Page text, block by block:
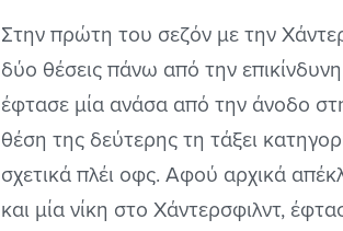
Στην πρώτη του σεζόν με την
δύο θέσεις πάνω από την
έφτασε μία ανάσα από την άνοδο
θέση της δεύτερης τη τάξει
σχετικά πλέι οφς. Αφού αρχικά
και μία νίκη στο Χάντερσφιλντ,